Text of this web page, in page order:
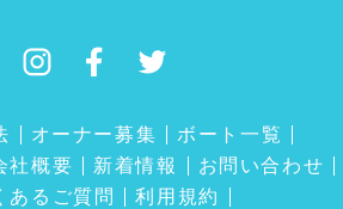
オーナー募集
ボート一覧
社概要 新着情報
お問い合わせ
あるご質問
利用規約